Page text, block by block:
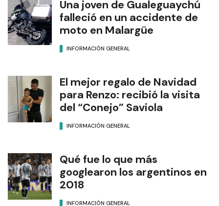
Una joven de Gualeguaychú
falleció en un accidente de
moto en Malargüe
INFORMACIÓN GENERAL
El mejor regalo de Navidad
para Renzo: recibió la visita
del “Conejo” Saviola
INFORMACIÓN GENERAL
Qué fue lo que más
googlearon los argentinos en
2018
INFORMACIÓN GENERAL